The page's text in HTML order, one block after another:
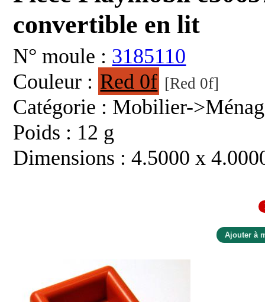
convertible en lit
N° moule : 3185110
Couleur : Red 0f [Red 0f]
Catégorie : Mobilier-
Poids : 12 g
Dimensions : 4.5000 x